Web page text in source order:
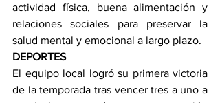
actividad física, buena alimentación y
relaciones sociales para preservar la
salud mental y emocional a largo plazo.
DEPORTES
El equipo local logró su primera victoria
de la temporada tras vencer tres a uno a